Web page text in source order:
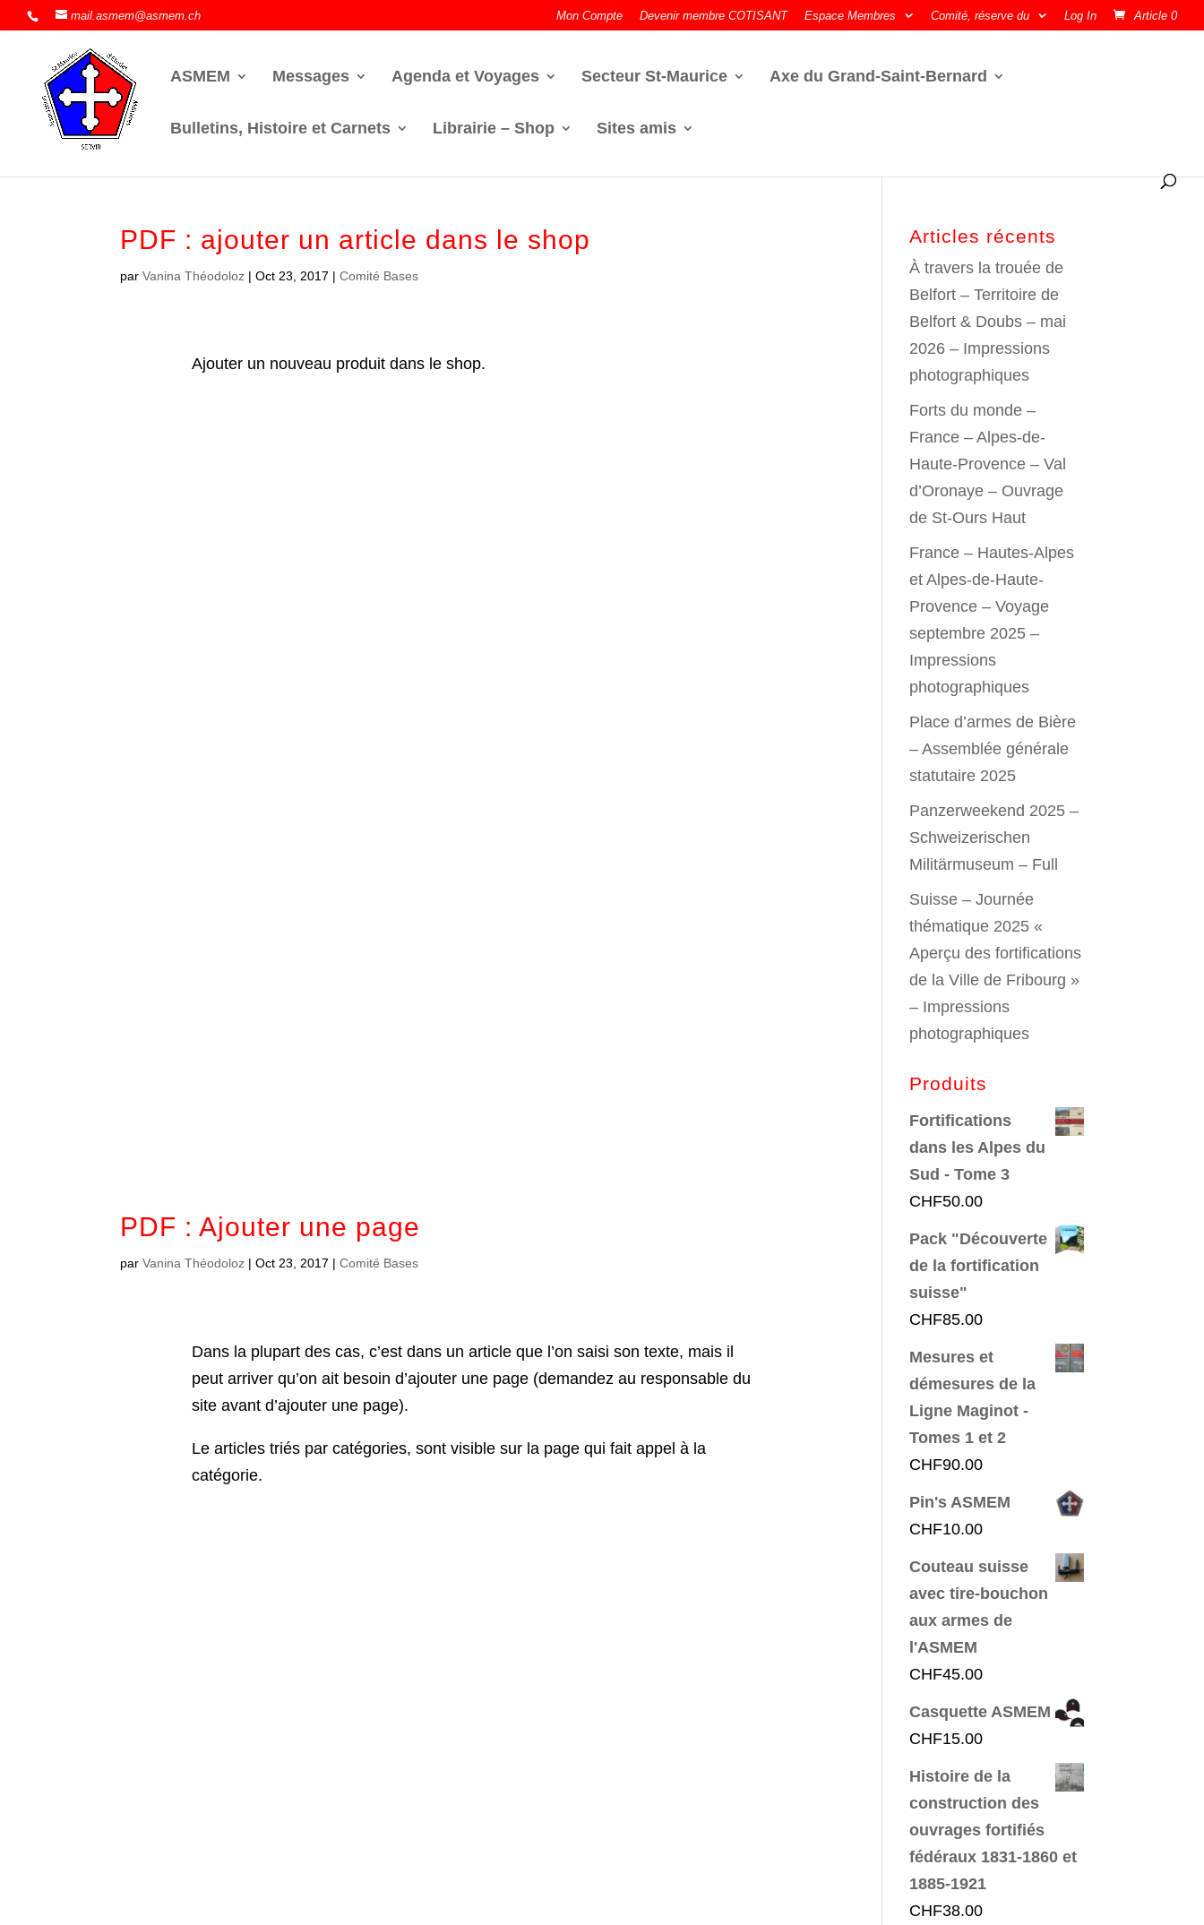
mail.asmem@asmem.ch Mon Compte Devenir membre COTISANT Espace Membres Comité, réserve du Log In Article 0
ASMEM Messages Agenda et Voyages Secteur St-Maurice Axe du Grand-Saint-Bernard
Bulletins, Histoire et Carnets Librairie – Shop Sites amis
PDF : ajouter un article dans le shop
parVanina Théodoloz |Oct 23, 2017 |Comité Bases
Ajouter un nouveau produit dans le shop.
PDF : Ajouter une page
parVanina Théodoloz |Oct 23, 2017 |Comité Bases
Dans la plupart des cas, c’est dans un article que l’on saisi son texte, mais il
peut arriver qu’on ait besoin d’ajouter une page (demandez au responsable du
site avant d’ajouter une page).
Le articles triés par catégories, sont visible sur la page qui fait appel à la
catégorie.
Articles récents
À travers la trouée de
Belfort – Territoire de
Belfort & Doubs – mai
2026 – Impressions
photographiques
Forts du monde –
France – Alpes-de-
Haute-Provence – Val
d’Oronaye – Ouvrage
de St-Ours Haut
France – Hautes-Alpes
et Alpes-de-Haute-
Provence – Voyage
septembre 2025 –
Impressions
photographiques
Place d’armes de Bière
– Assemblée générale
statutaire 2025
Panzerweekend 2025 –
Schweizerischen
Militärmuseum – Full
Suisse – Journée
thématique 2025 «
Aperçu des fortifications
de la Ville de Fribourg »
– Impressions
photographiques
Produits
Fortifications
dans les Alpes du
Sud - Tome 3
CHF50.00
Pack "Découverte
de la fortification
suisse"
CHF85.00
Mesures et
démesures de la
Ligne Maginot -
Tomes 1 et 2
CHF90.00
Pin's ASMEM
CHF10.00
Couteau suisse
avec tire-bouchon
aux armes de
l'ASMEM
CHF45.00
Casquette ASMEM
CHF15.00
Histoire de la
construction des
ouvrages fortifiés
fédéraux 1831-1860 et
1885-1921
CHF38.00